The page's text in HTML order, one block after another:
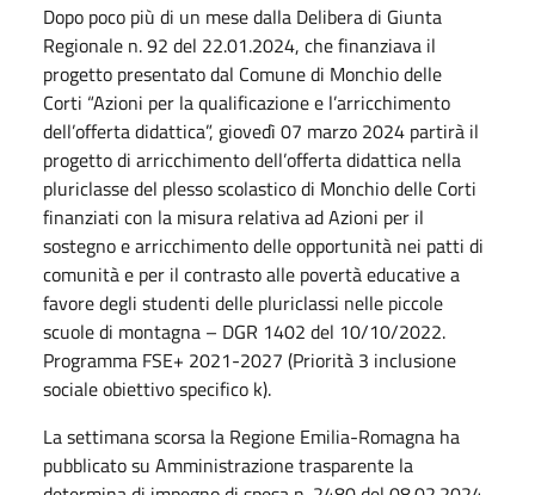
Dopo poco più di un mese dalla Delibera di Giunta
Regionale n. 92 del 22.01.2024, che finanziava il
progetto presentato dal Comune di Monchio delle
Corti “Azioni per la qualificazione e l’arricchimento
dell’offerta didattica”, giovedì 07 marzo 2024 partirà il
progetto di arricchimento dell’offerta didattica nella
pluriclasse del plesso scolastico di Monchio delle Corti
finanziati con la misura relativa ad Azioni per il
sostegno e arricchimento delle opportunità nei patti di
comunità e per il contrasto alle povertà educative a
favore degli studenti delle pluriclassi nelle piccole
scuole di montagna – DGR 1402 del 10/10/2022.
Programma FSE+ 2021-2027 (Priorità 3 inclusione
sociale obiettivo specifico k).
La settimana scorsa la Regione Emilia-Romagna ha
pubblicato su Amministrazione trasparente la